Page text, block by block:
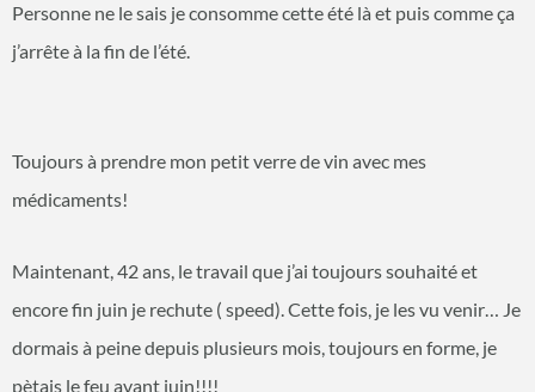
Personne ne le sais je consomme cette été là et puis comme ça
j’arrête à la fin de l’été.
Toujours à prendre mon petit verre de vin avec mes
médicaments!
Maintenant, 42 ans, le travail que j’ai toujours souhaité et
encore fin juin je rechute ( speed). Cette fois, je les vu venir… Je
dormais à peine depuis plusieurs mois, toujours en forme, je
pètais le feu avant juin!!!!